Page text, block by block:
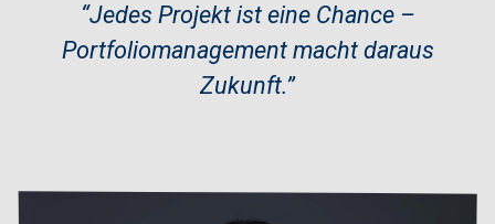
“Jedes Projekt ist eine Chance –
Portfoliomanagement macht daraus
Zukunft.”